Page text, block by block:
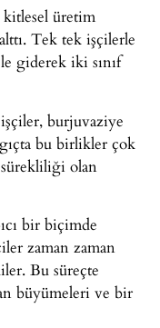
üretim
Tek tek işçilerle
giderek iki sınıf
burjuvaziye
bu birlikler çok
olan
bir biçimde
zaman zaman
Bu süreçte
büyümeleri ve bir